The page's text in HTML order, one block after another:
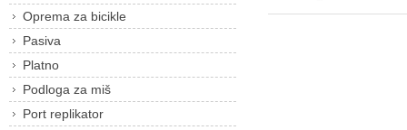
Oprema za bicikle
Pasiva
Platno
Podloga za miš
Port replikator